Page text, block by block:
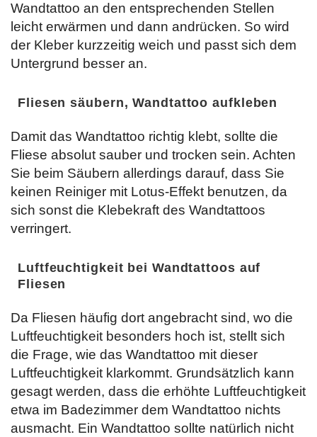
Wandtattoo an den entsprechenden Stellen
leicht erwärmen und dann andrücken. So wird
der Kleber kurzzeitig weich und passt sich dem
Untergrund besser an.
Fliesen säubern, Wandtattoo aufkleben
Damit das Wandtattoo richtig klebt, sollte die
Fliese absolut sauber und trocken sein. Achten
Sie beim Säubern allerdings darauf, dass Sie
keinen Reiniger mit Lotus-Effekt benutzen, da
sich sonst die Klebekraft des Wandtattoos
verringert.
Luftfeuchtigkeit bei Wandtattoos auf
Fliesen
Da Fliesen häufig dort angebracht sind, wo die
Luftfeuchtigkeit besonders hoch ist, stellt sich
die Frage, wie das Wandtattoo mit dieser
Luftfeuchtigkeit klarkommt. Grundsätzlich kann
gesagt werden, dass die erhöhte Luftfeuchtigkeit
etwa im Badezimmer dem Wandtattoo nichts
ausmacht. Ein Wandtattoo sollte natürlich nicht